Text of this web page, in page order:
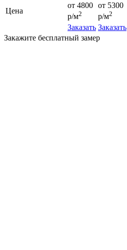
Цена
от 4800
р/м2
от 5300
р/м2
Заказать Заказать
Закажите бесплатный замер